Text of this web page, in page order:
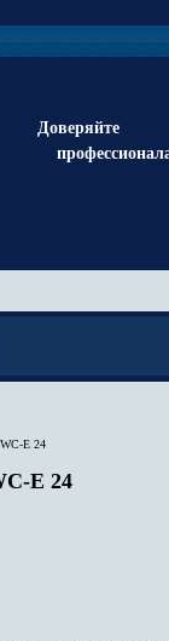
Доверяйте
E 24
E 24